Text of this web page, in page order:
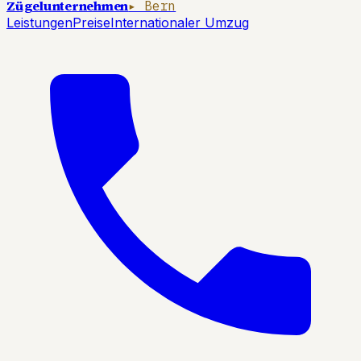
Zügelunternehmen▸ Bern
LeistungenPreiseInternationaler Umzug